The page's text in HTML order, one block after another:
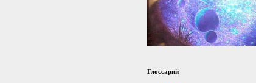
Глоссарий